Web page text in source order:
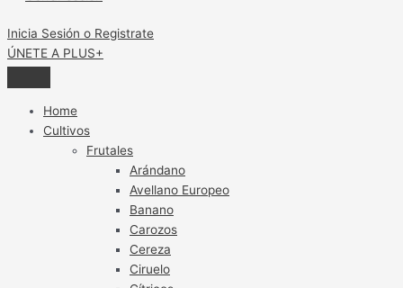
Inicia Sesión o Registrate
ÚNETE A PLUS+
Home
Cultivos
Frutales
Arándano
Avellano Europeo
Banano
Carozos
Cereza
Ciruelo